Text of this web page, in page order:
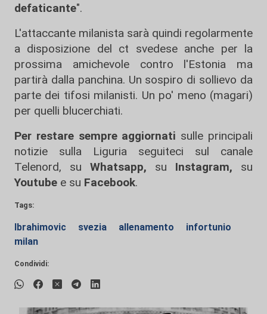
defaticante".
L'attaccante milanista sarà quindi regolarmente
a disposizione del ct svedese anche per la
prossima amichevole contro l'Estonia ma
partirà dalla panchina. Un sospiro di sollievo da
parte dei tifosi milanisti. Un po' meno (magari)
per quelli blucerchiati.
Per restare sempre aggiornati sulle principali
notizie sulla Liguria seguiteci sul canale
Telenord, su
Whatsapp, su Instagram, su
Youtube e su Facebook.
Tags:
Ibrahimovic svezia allenamento
infortunio
milan
Condividi: